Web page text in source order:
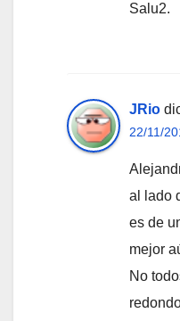
Salu2.
JRio
22/11/
al lado
es de
mejor
No